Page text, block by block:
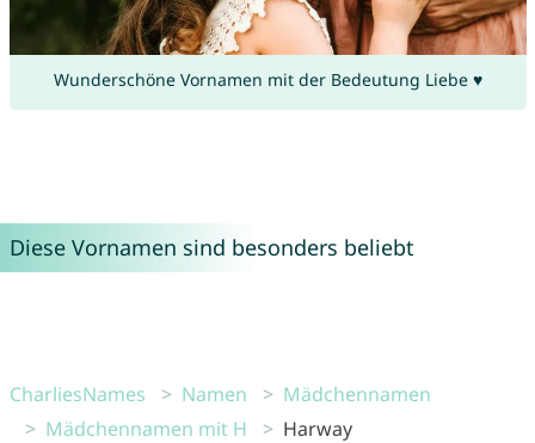
Wunderschöne Vornamen mit der Bedeutung Liebe ♥
Diese Vornamen sind besonders beliebt
CharliesNames Namen
Mädchennamen
Mädchennamen mit H
Harway